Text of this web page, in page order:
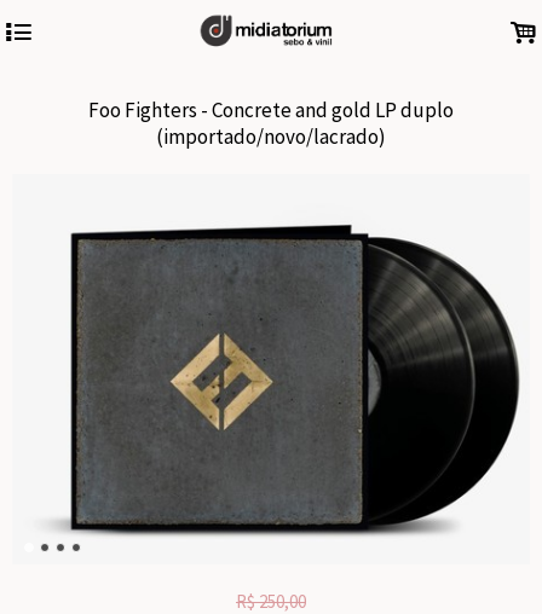
4 .
Foo Fighters - Concrete and gold LP duplo
(importado/novo/lacrado)
R$250,00